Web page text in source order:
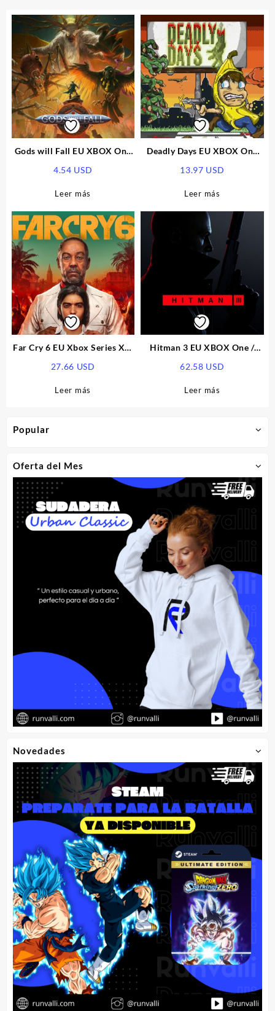
Popular
Oferta del Mes
Novedades
Gods will Fall EU XBOX One
4.54 USD
Leer más
Deadly Days EU XBOX One
13.97 USD
Leer más
Far Cry 6 EU Xbox Series X|S
27.66 USD
Leer más
Hitman 3 EU XBOX One /
62.58 USD
Leer más